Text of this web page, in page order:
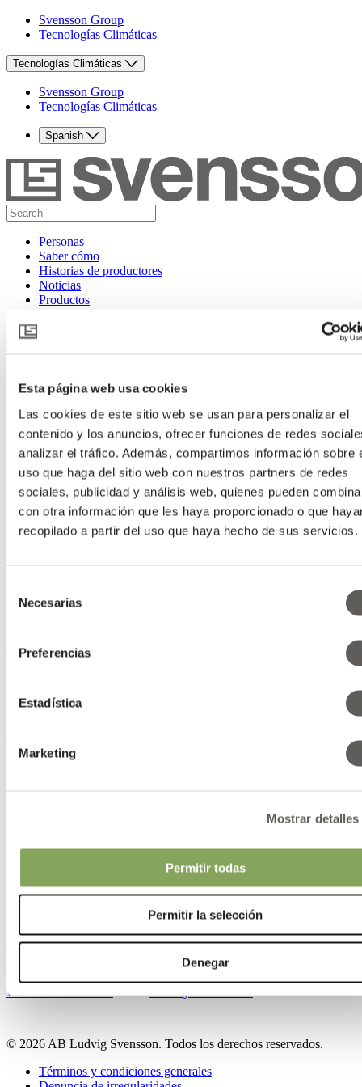
Esta página web usa cookies
Las cookies de este sitio web se usan para personalizar el
contenido y los anuncios, ofrecer funciones de redes
analizar el tráfico. Además, compartimos información sobre
uso que haga del sitio web con nuestros partners de redes
sociales, publicidad y análisis web, quienes pueden
con otra información que les haya proporcionado o que
recopilado a partir del uso que haya hecho de sus servicios.
Necesarias
Preferencias
Estadística
Marketing
Mostrar detalles
Permitir todas
Permitir la selección
Denegar
Svensson Group
Tecnologías Climáticas
Tecnologías Climáticas
Svensson Group
Tecnologías Climáticas
Spanish
Personas
Saber cómo
Historias de productores
Noticias
Productos
Tecnologías Climáticas
Noticias
2019
We can make your climate work
Saber cómo
Temas climáticos
Consejos para tus cultivos
Instalación
Historias
Noticias
Blog de Warmzones
Nuestras ubicaciones
Contactos
www.facebook.com
© 2026 AB Ludvig Svensson. Todos los derechos reservados.
Términos y condiciones generales